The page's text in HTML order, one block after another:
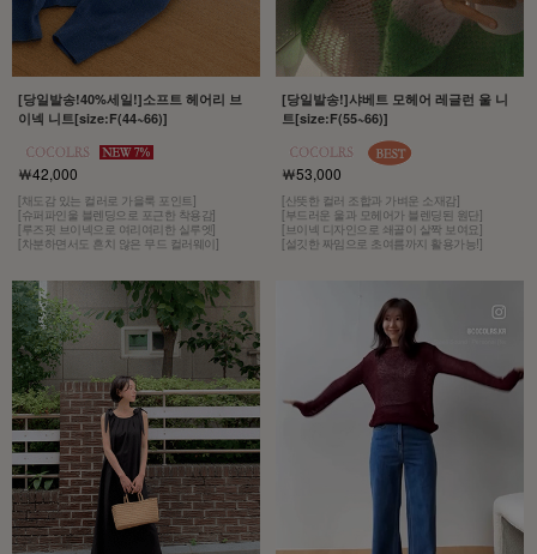
[당일발송!40%세일!]소프트 헤어리 브
이넥 니트[size:F(44~66)]
￦42,000
[채도감 있는 컬러로 가을룩 포인트]
[슈퍼파인울 블렌딩으로 포근한 착용감]
[루즈핏 브이넥으로 여리여리한 실루엣]
[차분하면서도 흔치 않은 무드 컬러웨이]
[당일발송!]샤베트 모헤어 레글런 울 니
트[size:F(55~66)]
￦53,000
[산뜻한 컬러 조합과 가벼운 소재감]
[부드러운 울과 모헤어가 블렌딩된 원단]
[브이넥 디자인으로 쇄골이 살짝 보여요]
[설깃한 짜임으로 초여름까지 활용가능!]